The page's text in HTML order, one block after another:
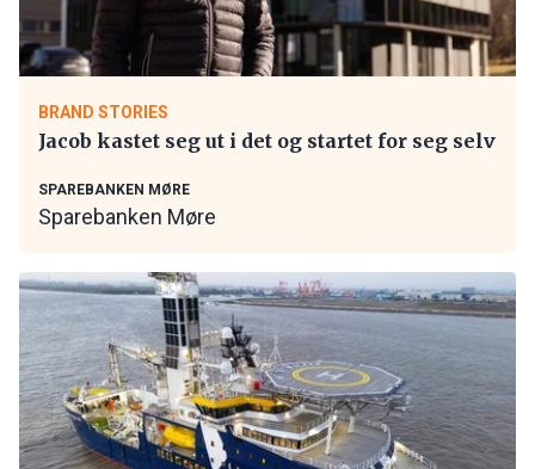
BRAND STORIES
Jacob kastet seg ut i det og startet for seg selv
SPAREBANKEN MØRE
Sparebanken Møre